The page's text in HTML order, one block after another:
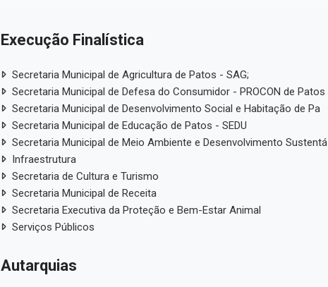
Execução Finalística
Secretaria Municipal de Agricultura de Patos - SAG;
Secretaria Municipal de Defesa do Consumidor - PROCON de Patos
Secretaria Municipal de Desenvolvimento Social e Habitação de Pa
Secretaria Municipal de Educação de Patos - SEDU
Secretaria Municipal de Meio Ambiente e Desenvolvimento Sustentá
Infraestrutura
Secretaria de Cultura e Turismo
Secretaria Municipal de Receita
Secretaria Executiva da Proteção e Bem-Estar Animal
Serviços Públicos
Autarquias